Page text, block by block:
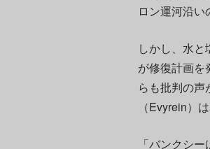
ロン運河沿い
しかし、水
が修復計画を
らも批判の
（Evyrein）
「バンクシ